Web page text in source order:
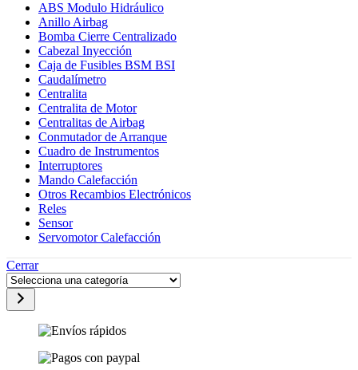
ABS Modulo Hidráulico
Anillo Airbag
Bomba Cierre Centralizado
Cabezal Inyección
Caja de Fusibles BSM BSI
Caudalímetro
Centralita
Centralita de Motor
Centralitas de Airbag
Conmutador de Arranque
Cuadro de Instrumentos
Interruptores
Mando Calefacción
Otros Recambios Electrónicos
Reles
Sensor
Servomotor Calefacción
Cerrar
Selecciona
una
categoría